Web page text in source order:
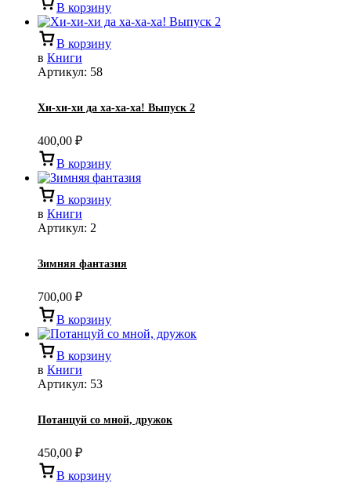
В корзину
В корзину
в Книги
Артикул: 58
Хи-хи-хи да ха-ха-ха! Выпуск 2
400,00 ₽
В корзину
В корзину
в Книги
Артикул: 2
Зимняя фантазия
700,00 ₽
В корзину
В корзину
в Книги
Артикул: 53
Потанцуй со мной, дружок
450,00 ₽
В корзину